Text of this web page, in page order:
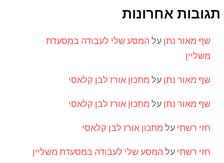
תגובות אחרונות
שף מאור נתן על המסע שלי לעבודה במסעדת
משליין
שף מאור נתן על מתכון אורז לבן קלאסי
שף מאור נתן על מתכון אורז לבן קלאסי
חזי רשתי על מתכון אורז לבן קלאסי
חזי רשתי על המסע שלי לעבודה במסעדת משליין